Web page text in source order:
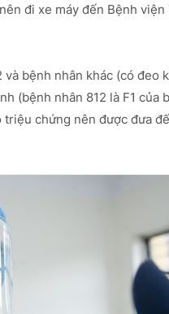
đi xe máy đến Bệnh viện
bệnh nhân khác (có đeo
(bệnh nhân 812 là F1 của
chứng nên được đưa